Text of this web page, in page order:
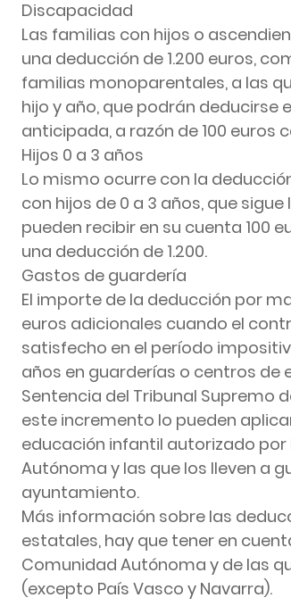
Discapacidad
Las familias con hijos o
una deducción de 1.200 euros,
familias monoparentales, a las
hijo y año, que podrán deducirse
anticipada, a razón de 100 euros
Hijos 0 a 3 años
Lo mismo ocurre con la
con hijos de 0 a 3 años, que
pueden recibir en su cuenta 100
una deducción de 1.200.
Gastos de guardería
El importe de la deducción por
euros adicionales cuando el
satisfecho en el período
años en guarderías o centros de
Sentencia del Tribunal Supremo
este incremento lo pueden
educación infantil autorizado
Autónoma y las que los lleven a
ayuntamiento.
Más información sobre las
estatales, hay que tener en
Comunidad Autónoma y de las
(excepto País Vasco y Navarra).